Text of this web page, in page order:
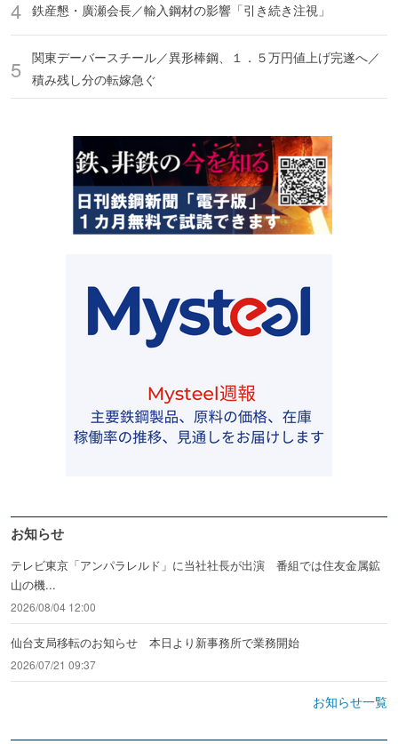
鉄産懇・廣瀬会長／輸入鋼材の影響「引き続き注視」
関東デーバースチール／異形棒鋼、１．５万円値上げ完遂へ／
積み残し分の転嫁急ぐ
お知らせ
テレビ東京「アンパラレルド」に当社社長が出演 番組では住友金属鉱
山の機...
2026/08/04 12:00
仙台支局移転のお知らせ 本日より新事務所で業務開始
2026/07/21 09:37
お知らせ一覧